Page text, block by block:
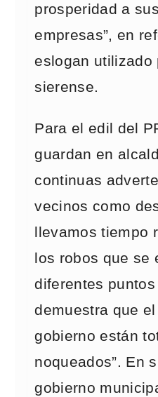
prosperidad a
empresas”, en
eslogan utilizado
sierense.
Para el edil del
guardan en
continuas
vecinos como
llevamos tiempo
los robos que se
diferentes
demuestra que
gobierno están
noqueados”. En
gobierno